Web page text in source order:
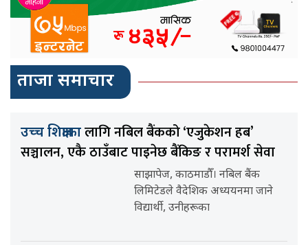
ताजा समाचार
उच्च शिक्षाकालागि नबिल बैंकको ‘एजुकेशन हब’
सञ्चालन, एकै ठाउँबाट पाइनेछ बैंकिङ र परामर्श सेवा
साझापेज, काठमाडौँ। नबिल बैंक
लिमिटेडले वैदेशिक अध्ययनमा जाने
विद्यार्थी, उनीहरूका